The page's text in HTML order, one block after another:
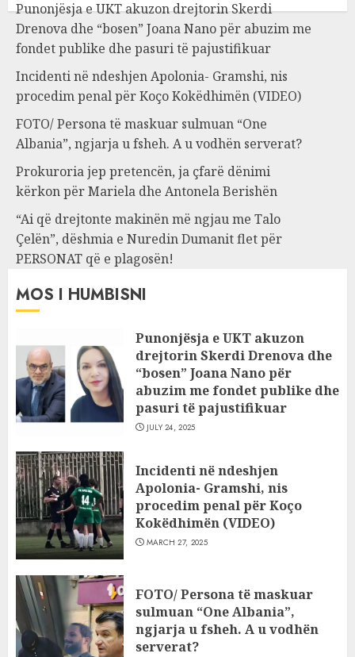
Punonjësja e UKT akuzon drejtorin Skerdi
Drenova dhe “bosen” Joana Nano për abuzim me
fondet publike dhe pasuri të pajustifikuar
Incidenti në ndeshjen Apolonia- Gramshi, nis
procedim penal për Koço Kokëdhimën (VIDEO)
FOTO/ Persona të maskuar sulmuan “One
Albania”, ngjarja u fsheh. A u vodhën serverat?
Prokuroria jep pretencën, ja çfarë dënimi
kërkon për Mariela dhe Antonela Berishën
“Ai që drejtonte makinën më ngjau me Talo
Çelën”, dëshmia e Nuredin Dumanit flet për
PERSONAT që e plagosën!
MOS I HUMBISNI
Punonjësja e UKT akuzon
drejtorin Skerdi Drenova dhe
“bosen” Joana Nano për
abuzim me fondet publike dhe
pasuri të pajustifikuar
JULY 24, 2025
Incidenti në ndeshjen
Apolonia- Gramshi, nis
procedim penal për Koço
Kokëdhimën (VIDEO)
MARCH 27, 2025
FOTO/ Persona të maskuar
sulmuan “One Albania”,
ngjarja u fsheh. A u vodhën
serverat?